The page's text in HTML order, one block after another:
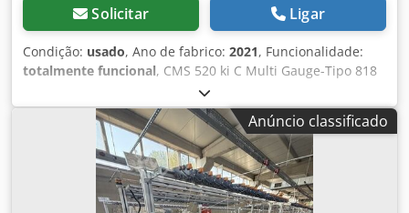
Solicitar Ligar
Condição: usado, Ano de fabrico: 2021, Funcionalidade:
totalmente funcional, CMS 520 ki C Multi Gauge-Tipo 818
000 (C E1,5.2, 2 Sistemas - 50'' - 12 fios) 48 unidades
disponíveis deste modelo Dkjdeyaqt Hspfx Ak Ujr
Anúncio classificado